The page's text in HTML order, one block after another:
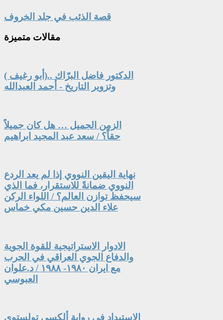
قصة الذئب في جلد الخروف
مقالات متميزة
الدكتور فاضل البرّاك ..(أبو رغيف )
وتزوير التاريخ - أحمد العبدالله
الزمن الجميل … هل كان جميلاً
حقاً؟ / سعد عبد المجيد ابراهيم
نهاية اليقين النووي إذا لم يعد الردع
النووي ضمانةً للاستقرار، فما الذي
سيحفظ توازن العالم؟ / اللواء الركن
علاء الدين حسين مكي خماس
الادوار الاستراتيجية للقوة الجوية
والدفاع الجوي العراقي في الحرب
مع ايران ١٩٨٠- ١٩٨٨ / د.علوان
العبوسي
الاستبداد في رواية ألكسي تولستوي